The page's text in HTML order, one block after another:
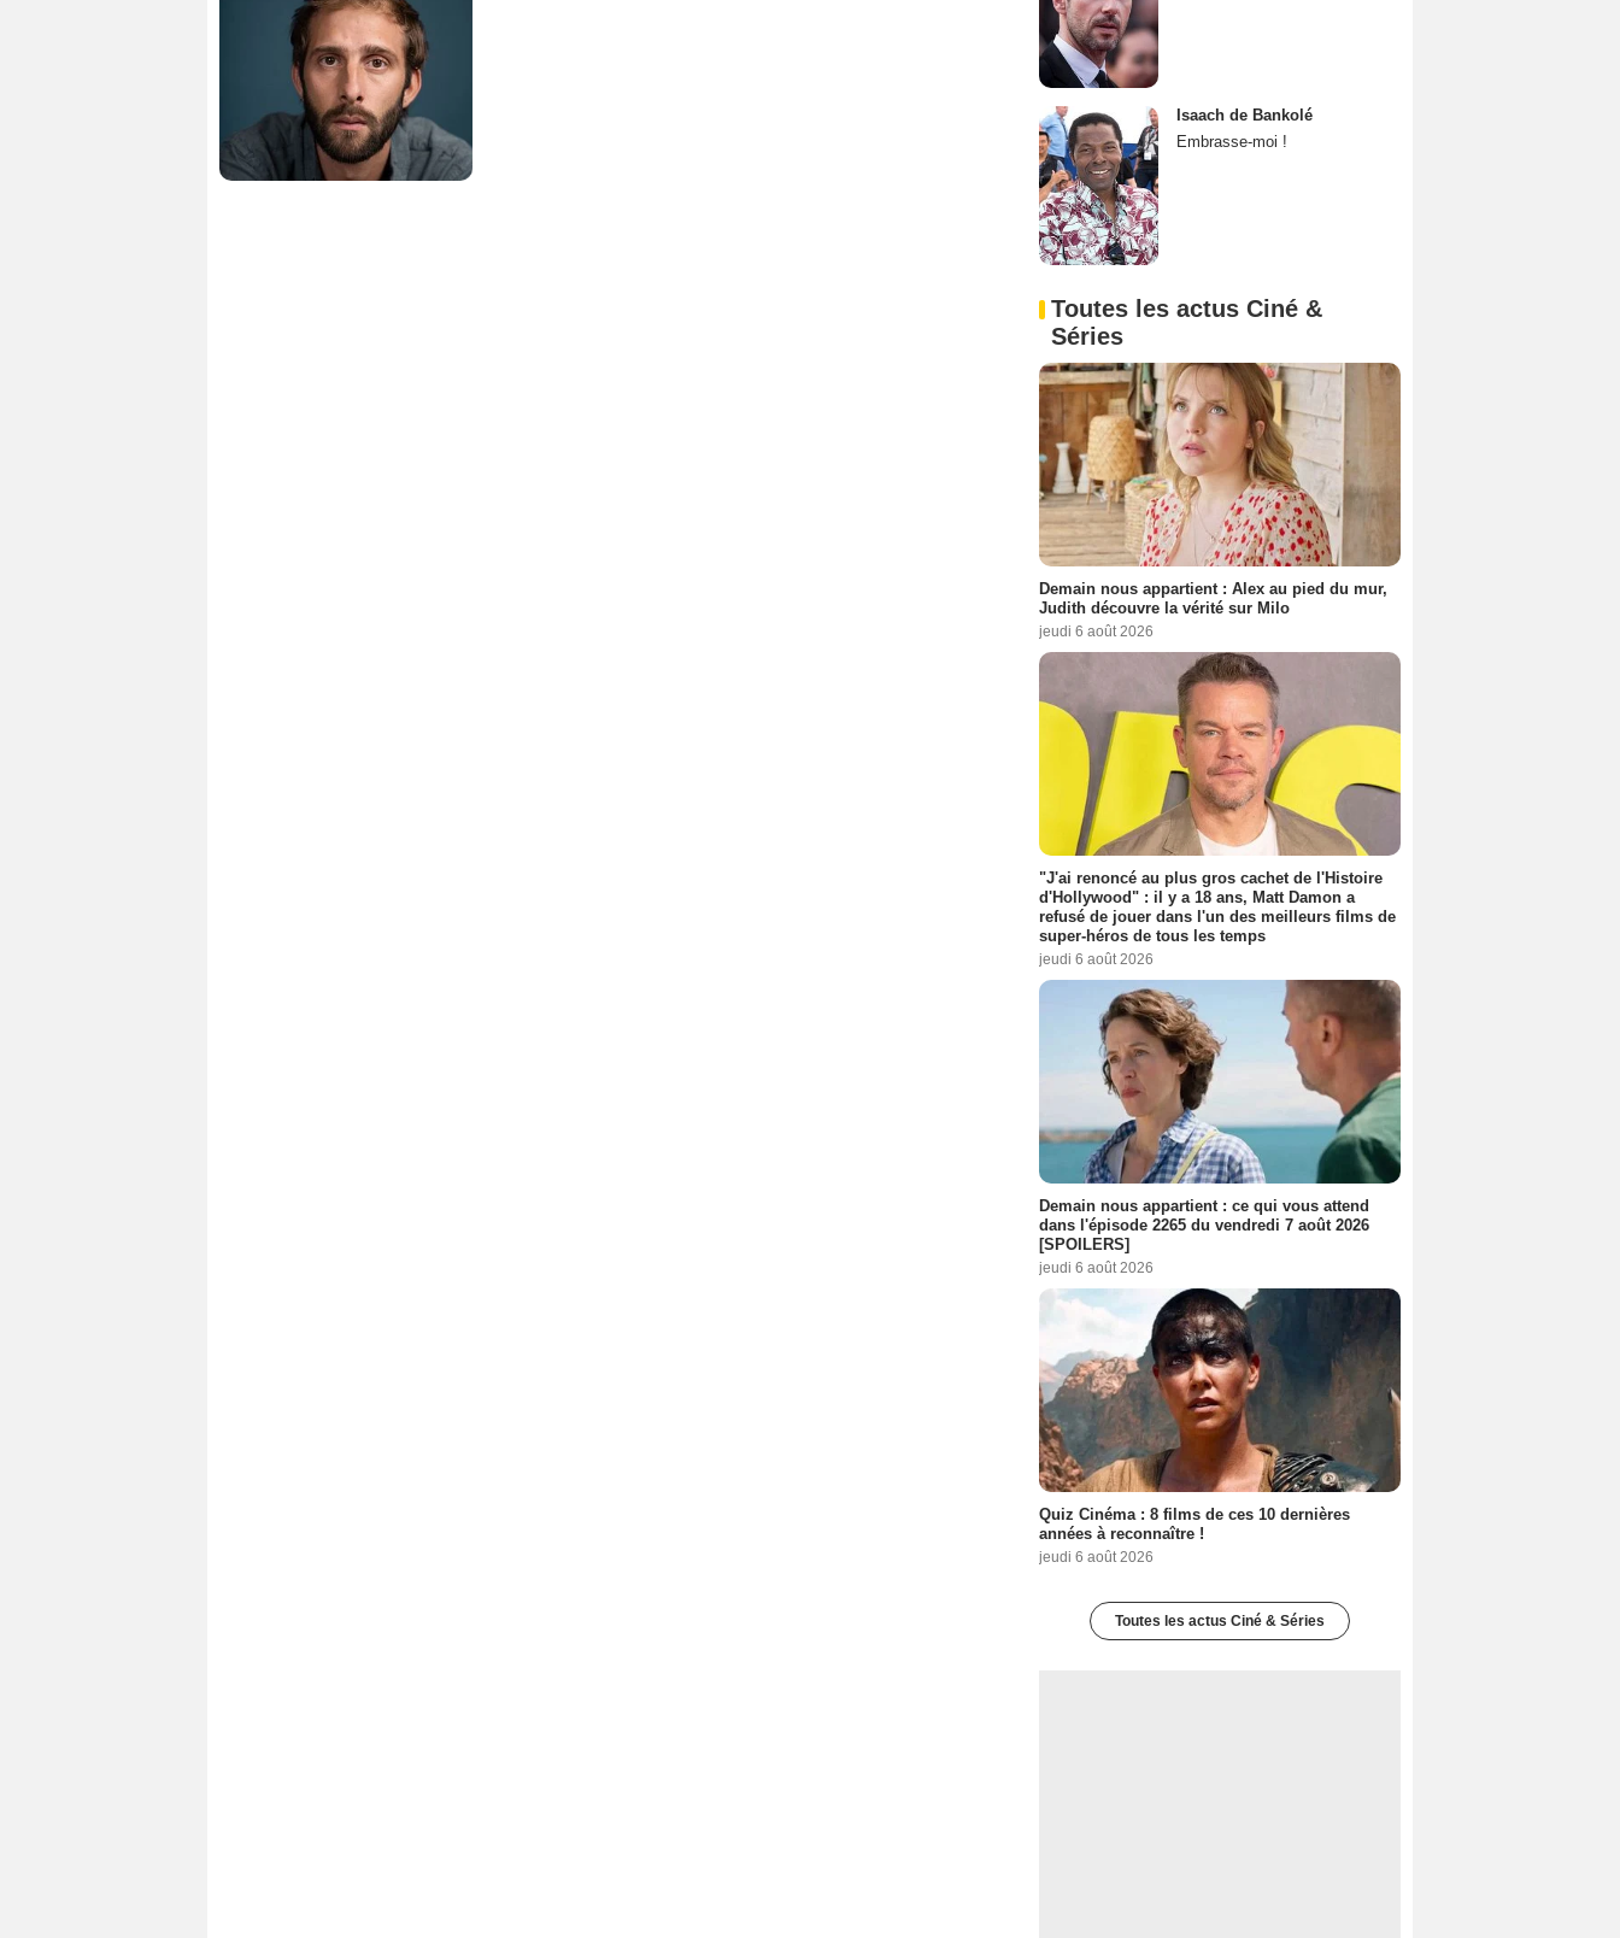
Isaach de Bankolé
Embrasse-moi !
Toutes les actus Ciné &
Séries
Demain nous appartient : Alex au pied du mur,
Judith découvre la vérité sur Milo
jeudi 6 août 2026
"J'ai renoncé au plus gros cachet de l'Histoire
d'Hollywood" : il y a 18 ans, Matt Damon a
refusé de jouer dans l'un des meilleurs films de
super-héros de tous les temps
jeudi 6 août 2026
Demain nous appartient : ce qui vous attend
dans l'épisode 2265 du vendredi 7 août 2026
[SPOILERS]
jeudi 6 août 2026
Quiz Cinéma : 8 films de ces 10 dernières
années à reconnaître !
jeudi 6 août 2026
Toutes les actus Ciné & Séries